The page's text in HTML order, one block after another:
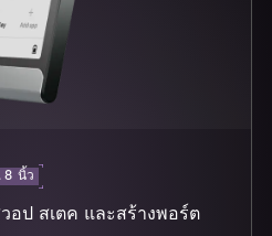
นิ้ว
อป สเตค และสร้างพอร์ต